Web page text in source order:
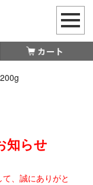
200g
知らせ
、誠にありがと